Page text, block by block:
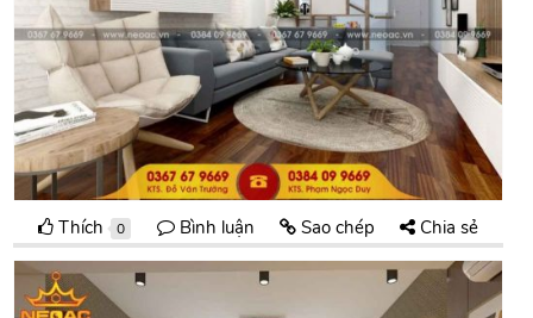
Thích 0 Bình luận Sao chép Chia sẻ